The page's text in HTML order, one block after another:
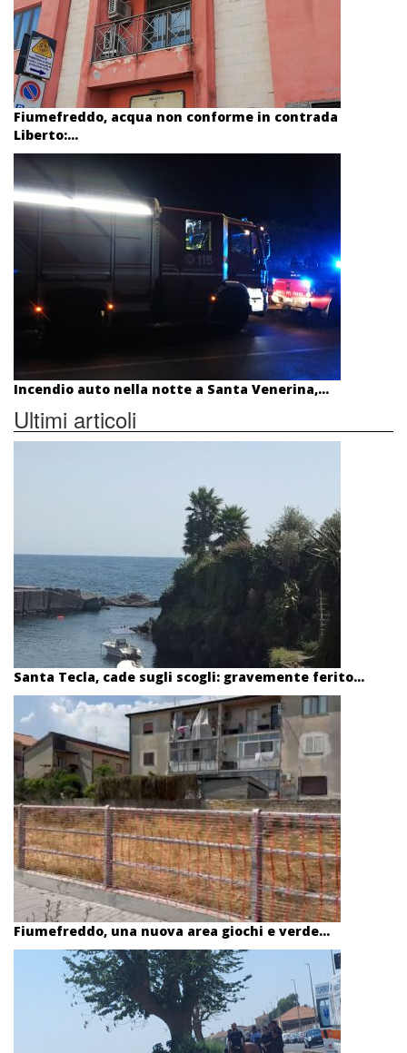
Fiumefreddo, acqua non conforme in contrada
Liberto:...
Incendio auto nella notte a Santa Venerina,...
Ultimi articoli
Santa Tecla, cade sugli scogli: gravemente ferito...
Fiumefreddo, una nuova area giochi e verde...